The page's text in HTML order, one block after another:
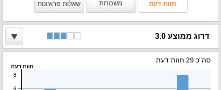
חוות דעת משכורות שאלות מראיונות
דרוג ממוצע 3.0
סה"כ 29 חוות דעת
חוות דעת